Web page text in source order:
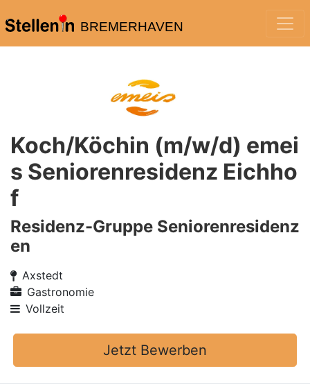
BREMERHAVEN
Koch/Köchin (m/w/d) emei
s Seniorenresidenz Eichho
f
Residenz-Gruppe Seniorenresidenz
en
Axstedt
Gastronomie
Vollzeit
Jetzt Bewerben